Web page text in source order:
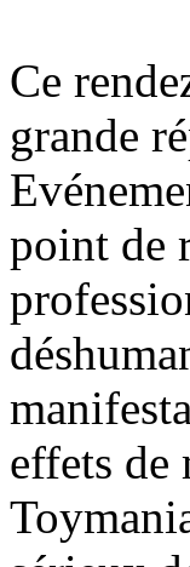
Ce
grande
point de
effets de